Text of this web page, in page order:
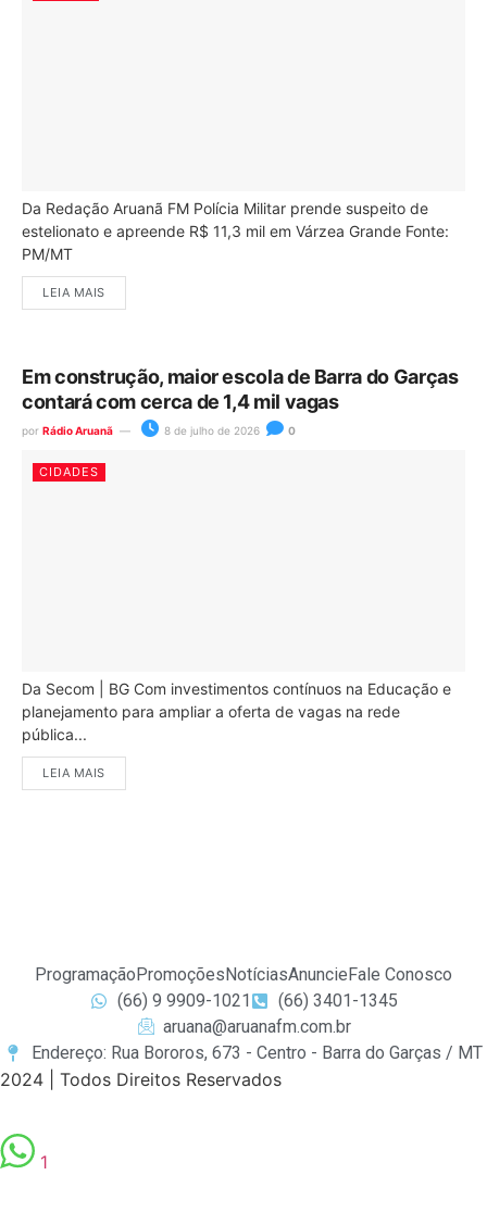
Da Redação Aruanã FM Polícia Militar prende suspeito de
estelionato e apreende R$ 11,3 mil em Várzea Grande Fonte:
PM/MT
LEIA MAIS
Em construção, maior escola de Barra do Garças
contará com cerca de 1,4 mil vagas
por Rádio Aruanã 8 de julho de 2026 0
CIDADES
Da Secom | BG Com investimentos contínuos na Educação e
planejamento para ampliar a oferta de vagas na rede
pública...
LEIA MAIS
ProgramaçãoPromoçõesNotíciasAnuncieFale Conosco
(66) 9 9909-1021
(66) 3401-1345
aruana@aruanafm.com.br
Endereço: Rua Bororos, 673 - Centro - Barra do Garças / MT
2024 | Todos Direitos Reservados
1